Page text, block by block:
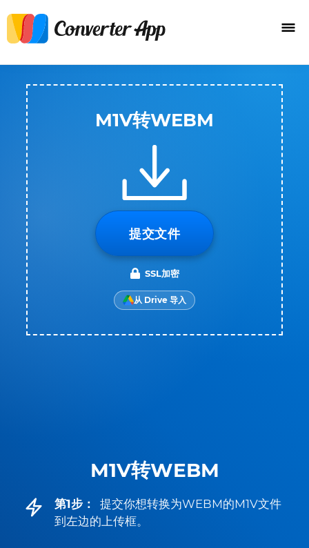
M1V转WEBM
第1步：
提交你想转换为WEBM的M1V文件
到左边的上传框。
M1V转WEBM
提交文件
SSL加密
从 Drive 导入